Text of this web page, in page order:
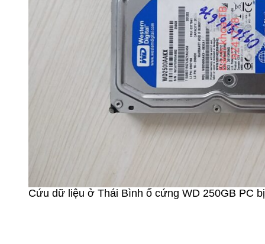
Cứu dữ liệu ở Thái Bình ổ cứng WD 250GB PC